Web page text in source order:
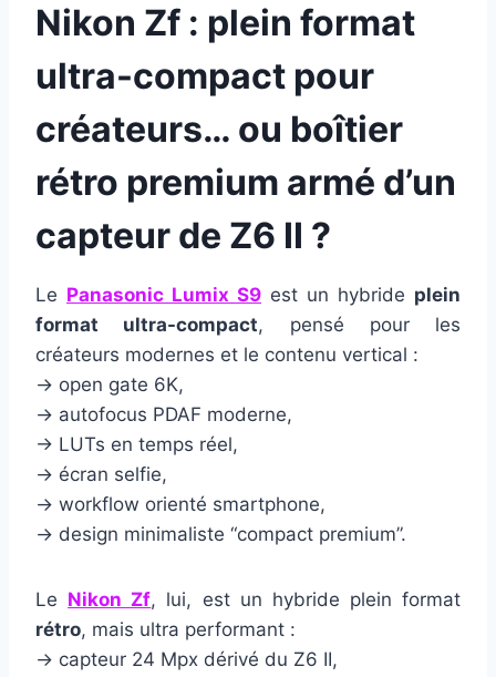
Nikon Zf : plein format
ultra-compact pour
créateurs… ou boîtier
rétro premium armé d’un
capteur de Z6 II ?
Le Panasonic Lumix S9 est un hybride plein
format ultra-compact, pensé pour les
créateurs modernes et le contenu vertical :
→ open gate 6K,
→ autofocus PDAF moderne,
→ LUTs en temps réel,
→ écran selfie,
→ workflow orienté smartphone,
→ design minimaliste “compact premium”.
Le Nikon Zf, lui, est un hybride plein format
rétro, mais ultra performant :
→ capteur 24 Mpx dérivé du Z6 II,